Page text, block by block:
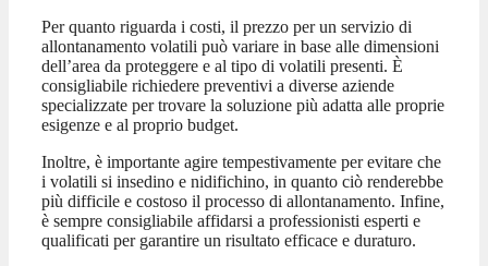
Per quanto riguarda i costi, il prezzo per un servizio di
allontanamento volatili può variare in base alle dimensioni
dell’area da proteggere e al tipo di volatili presenti. È
consigliabile richiedere preventivi a diverse aziende
specializzate per trovare la soluzione più adatta alle proprie
esigenze e al proprio budget.
Inoltre, è importante agire tempestivamente per evitare che
i volatili si insedino e nidifichino, in quanto ciò renderebbe
più difficile e costoso il processo di allontanamento. Infine,
è sempre consigliabile affidarsi a professionisti esperti e
qualificati per garantire un risultato efficace e duraturo.